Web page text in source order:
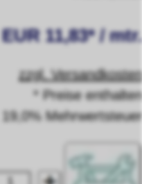
EUR 11,83* / mtr.
zzgl. Versandkosten
* Preise enthalten
19,0% Mehrwertsteuer